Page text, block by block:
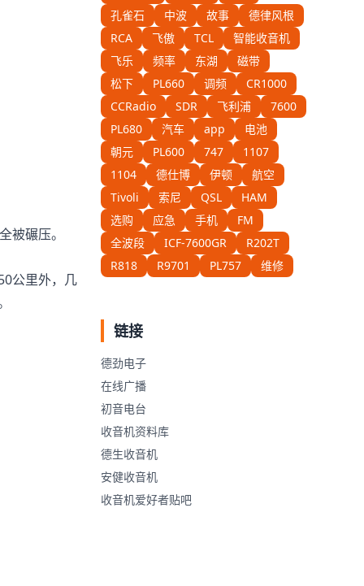
被碾压。
公里外，几
孔雀石
中波 故事
德律风根
RCA
飞傲 TCL
智能收音机
飞乐
频率 东湖
磁带
松下
PL660 调频
CR1000
CCRadio
SDR 飞利浦
7600
PL680
汽车 app
电池
朝元
PL600 747
1107
1104
德仕博 伊顿
航空
Tivoli
索尼 QSL
HAM
选购
应急 手机
FM
全波段
ICF-7600GR
R202T
R818
R9701 PL757 维修
链接
德劲电子
在线广播
初音电台
收音机资料库
德生收音机
安健收音机
收音机爱好者贴吧